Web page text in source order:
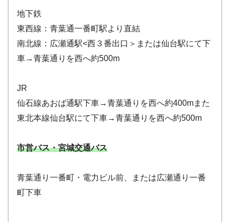
地下鉄
東西線：青葉通一番町駅より直結
南北線：広瀬通駅<西３番出口＞または仙台駅にて下
車→青葉通りを西へ約500m
JR
仙石線あおば通駅下車→青葉通りを西へ約400mまた
東北本線仙台駅にて下車→青葉通りを西へ約500m
市営バス・宮城交通バス
青葉通り一番町・電力ビル前、または広瀬通り一番
町下車